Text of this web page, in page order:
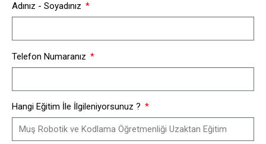
Adınız - Soyadınız
Telefon Numaranız
Hangi Eğitim İle İlgileniyorsunuz ?